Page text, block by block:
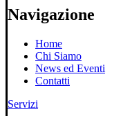
Navigazione
Home
Chi Siamo
News ed Eventi
Contatti
Servizi